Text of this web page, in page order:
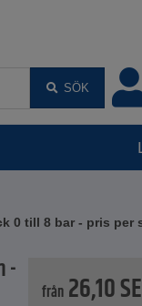
SÖK
0 till 8 bar - pris per
-
från 26,10